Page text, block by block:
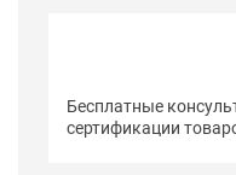
Бесплатные
сертификации